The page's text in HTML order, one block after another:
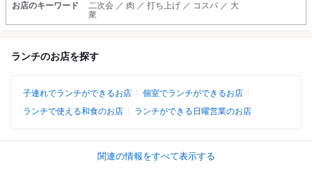
お店のキーワード
二次会 ／ 肉 ／ 打ち上げ ／ コスパ ／ 大
衆
ランチのお店を探す
子連れでランチができるお店
個室でランチができるお店
ランチで使える和食のお店
ランチができる日曜営業のお店
関連の情報をすべて表示する